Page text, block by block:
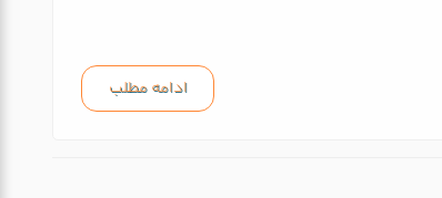
ادامه مطلب